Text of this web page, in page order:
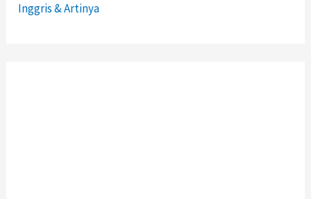
Inggris & Artinya